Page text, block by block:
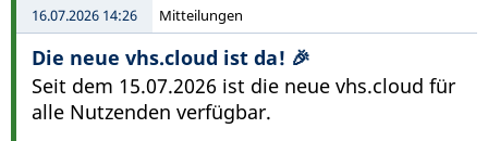
16.07.2026 14:26 Mitteilungen
Die neue vhs.cloud ist da! 🎉
Seit dem 15.07.2026 ist die neue vhs.cloud für
alle Nutzenden verfügbar.